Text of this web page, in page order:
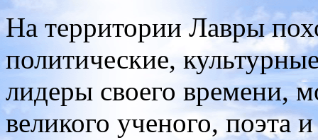
На территории Лавры
политические,
лидеры своего времени,
великого ученого, поэта